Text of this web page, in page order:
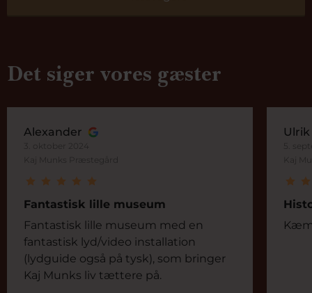
Det siger vores gæster
Alexander
3. oktober 2024
Kaj Munks Præstegård
Fantastisk lille museum
Fantastisk lille museum med en
fantastisk lyd/video installation
(lydguide også på tysk), som bringer
Kaj Munks liv tættere på.
Ulrik
5.
Kaj